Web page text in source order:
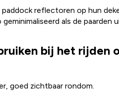
paddock reflectoren op hun
als de paarden
bij het rijden
goed zichtbaar rondom.